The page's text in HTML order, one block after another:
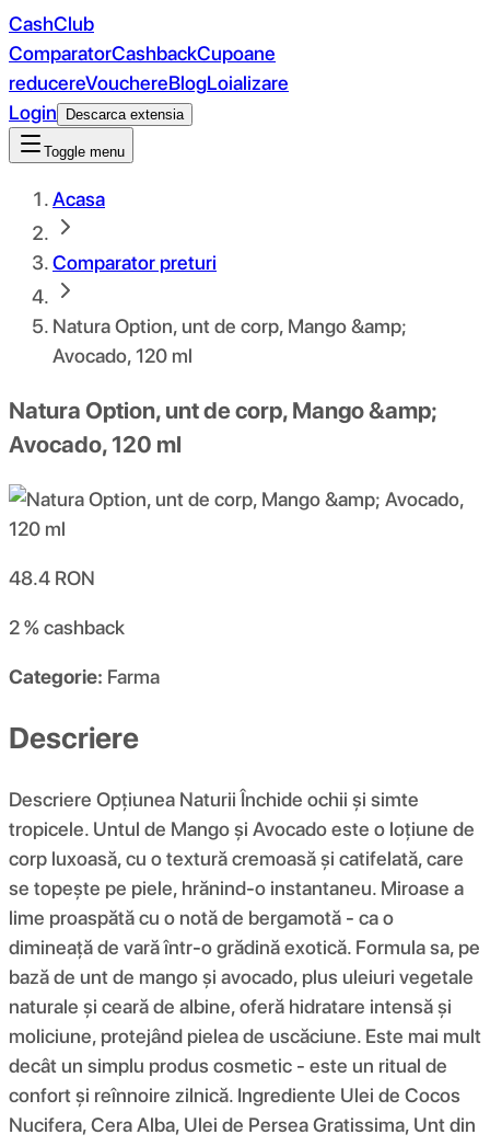
CashClub
ComparatorCashbackCupoane
reducereVouchereBlogLoializare
Login
Descarca extensia
Toggle menu
Acasa
Comparator preturi
Natura Option, unt de corp, Mango &amp;
Avocado, 120 ml
Natura Option, unt de corp, Mango &amp;
Avocado, 120 ml
48.4 RON
2 %cashback
Categorie: Farma
Descriere
Descriere Opțiunea Naturii Închide ochii și simte
tropicele. Untul de Mango și Avocado este o loțiune de
corp luxoasă, cu o textură cremoasă și catifelată, care
se topește pe piele, hrănind-o instantaneu. Miroase a
lime proaspătă cu o notă de bergamotă - ca o
dimineață de vară într-o grădină exotică. Formula sa, pe
bază de unt de mango și avocado, plus uleiuri vegetale
naturale și ceară de albine, oferă hidratare intensă și
moliciune, protejând pielea de uscăciune. Este mai mult
decât un simplu produs cosmetic - este un ritual de
confort și reînnoire zilnică. Ingrediente Ulei de Cocos
Nucifera, Cera Alba, Ulei de Persea Gratissima, Unt din